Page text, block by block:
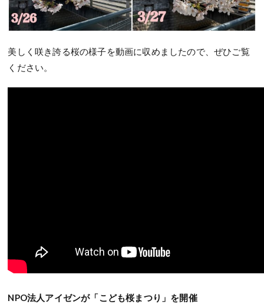
美しく咲き誇る桜の様子を動画に収めましたので、ぜひご覧
ください。
NPO法人アイゼンが「こども桜まつり」を開催